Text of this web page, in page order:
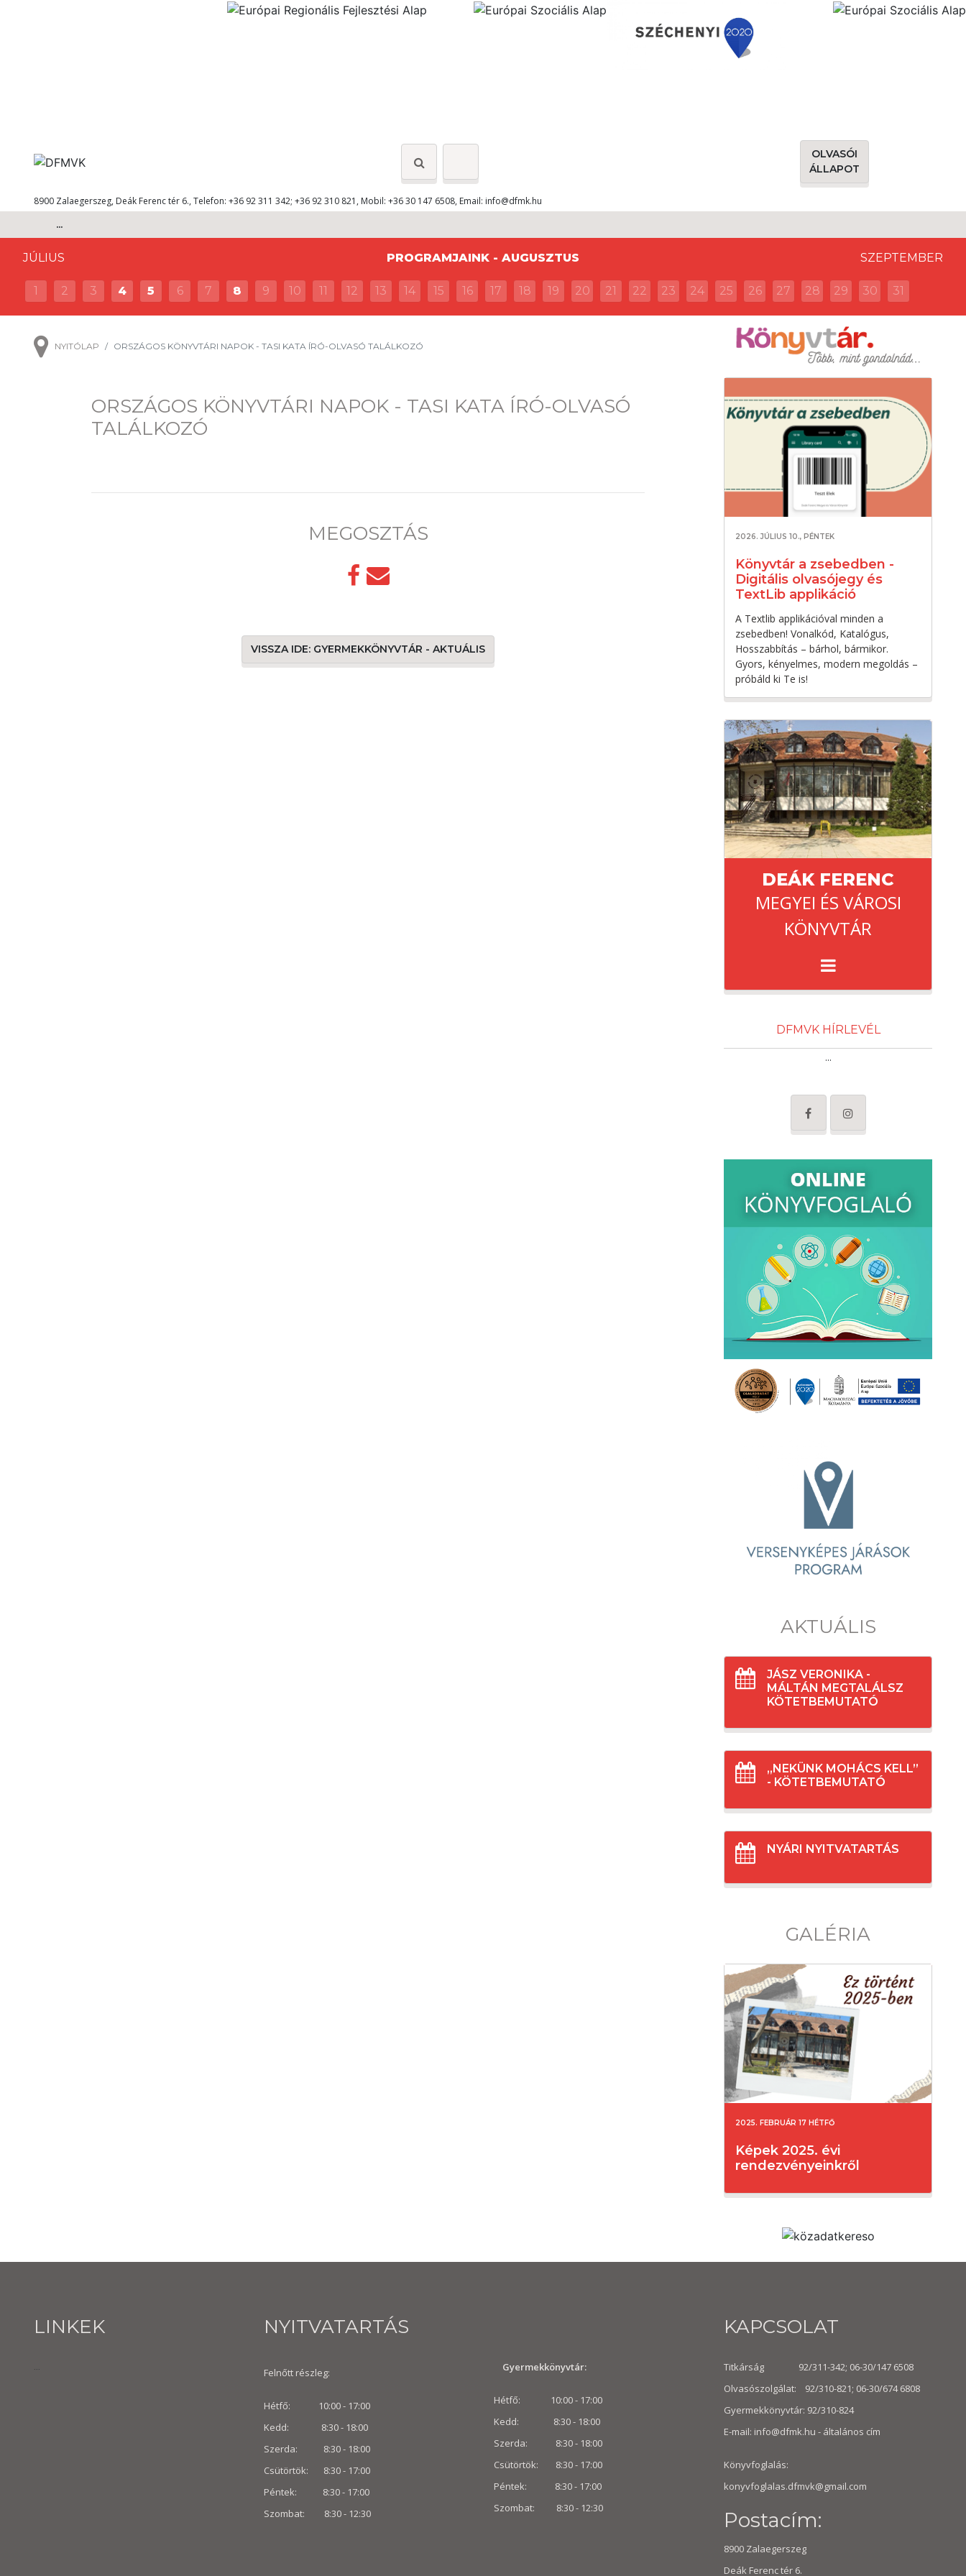
OLVASÓI
ÁLLAPOT
8900 Zalaegerszeg, Deák Ferenc tér 6., Telefon: +36 92 311 342; +36 92 310 821, Mobil: +36 30 147 6508, Email: info@dfmk.hu
...
JÚLIUS PROGRAMJAINK - AUGUSZTUS SZEPTEMBER
1 2 3 4 5 6 7 8 9 10 11 12 13 14 15 16 17 18 19 20 21 22 23 24 25 26 27 28 29 30 31
NYITÓLAP ORSZÁGOS KÖNYVTÁRI NAPOK - TASI KATA ÍRÓ-OLVASÓ TALÁLKOZÓ
ORSZÁGOS KÖNYVTÁRI NAPOK - TASI KATA ÍRÓ-OLVASÓ
TALÁLKOZÓ
MEGOSZTÁS
VISSZA IDE: GYERMEKKÖNYVTÁR - AKTUÁLIS
2026. JÚLIUS 10., PÉNTEK
Könyvtár a zsebedben -
Digitális olvasójegy és
TextLib applikáció
A Textlib applikációval minden a
zsebedben! Vonalkód, Katalógus,
Hosszabbítás – bárhol, bármikor.
Gyors, kényelmes, modern megoldás –
próbáld ki Te is!
DEÁK FERENC
MEGYEI ÉS VÁROSI
KÖNYVTÁR
DFMVK HÍRLEVÉL
...
AKTUÁLIS
JÁSZ VERONIKA -
MÁLTÁN MEGTALÁLSZ
KÖTETBEMUTATÓ
„NEKÜNK MOHÁCS KELL”
- KÖTETBEMUTATÓ
NYÁRI NYITVATARTÁS
GALÉRIA
2025. FEBRUÁR 17 HÉTFŐ
Képek 2025. évi
rendezvényeinkről
LINKEK
...
NYITVATARTÁS
Felnőtt részleg:
Hétfő: 10:00 - 17:00
Kedd: 8:30 - 18:00
Szerda: 8:30 - 18:00
Csütörtök: 8:30 - 17:00
Péntek: 8:30 - 17:00
Szombat: 8:30 - 12:30
Gyermekkönyvtár:
Hétfő: 10:00 - 17:00
Kedd: 8:30 - 18:00
Szerda: 8:30 - 18:00
Csütörtök: 8:30 - 17:00
Péntek: 8:30 - 17:00
Szombat: 8:30 - 12:30
KAPCSOLAT
Titkárság 92/311-342; 06-30/147 6508
Olvasószolgálat: 92/310-821; 06-30/674 6808
Gyermekkönyvtár: 92/310-824
E-mail: info@dfmk.hu - általános cím
Könyvfoglalás:
konyvfoglalas.dfmvk@gmail.com
Postacím:
8900 Zalaegerszeg
Deák Ferenc tér 6.